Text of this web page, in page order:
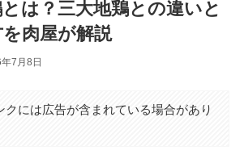
とは？三大地鶏との違いと
肉屋が解説
7月8日
クには広告が含まれている場合があり